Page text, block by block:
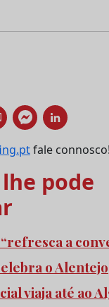
fale connosco!
pode
a
o Alentejo
viaja até ao